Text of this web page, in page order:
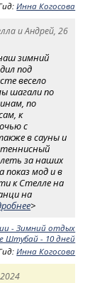
Инна Когосова
и Андрей, 26
зимний
под
весело
шагали по
по
к
с
в сауны и
за наших
показ мод и в
к Стелле на
на
>
- Зимний отдых
Штубай - 10 дней
Инна Когосова